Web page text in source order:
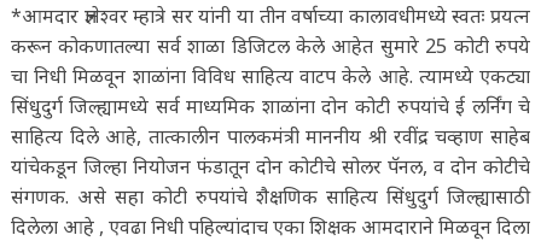
*आमदार ज्ञानेश्वर म्हात्रे सर यांनी या तीन वर्षाच्या कालावधीमध्ये स्वतः प्रयत्न
करून कोकणातल्या सर्व शाळा डिजिटल केले आहेत सुमारे 25 कोटी रुपये
चा निधी मिळवून शाळांना विविध साहित्य वाटप केले आहे. त्यामध्ये एकट्या
सिंधुदुर्ग जिल्ह्यामध्ये सर्व माध्यमिक शाळांना दोन कोटी रुपयांचे ई लर्निंग चे
साहित्य दिले आहे, तात्कालीन पालकमंत्री माननीय श्री रवींद्र चव्हाण साहेब
यांचेकडून जिल्हा नियोजन फंडातून दोन कोटीचे सोलर पॅनल, व दोन कोटीचे
संगणक. असे सहा कोटी रुपयांचे शैक्षणिक साहित्य सिंधुदुर्ग जिल्ह्यासाठी
दिलेला आहे , एवढा निधी पहिल्यांदाच एका शिक्षक आमदाराने मिळवून दिला